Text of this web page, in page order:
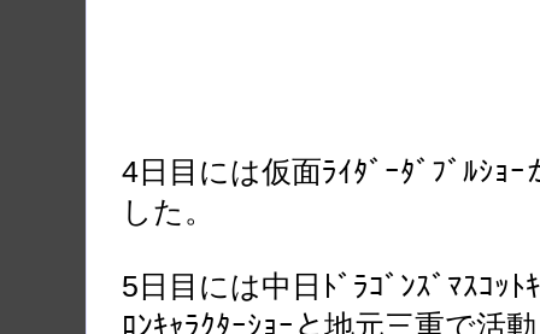
4日目には仮面ﾗｲﾀﾞｰﾀﾞﾌﾞﾙｼｮ
した。
5日目には中日ﾄﾞﾗｺﾞﾝｽﾞﾏｽｺｯﾄ
ﾛﾝｷｬﾗｸﾀｰｼｮｰと地元三重で活